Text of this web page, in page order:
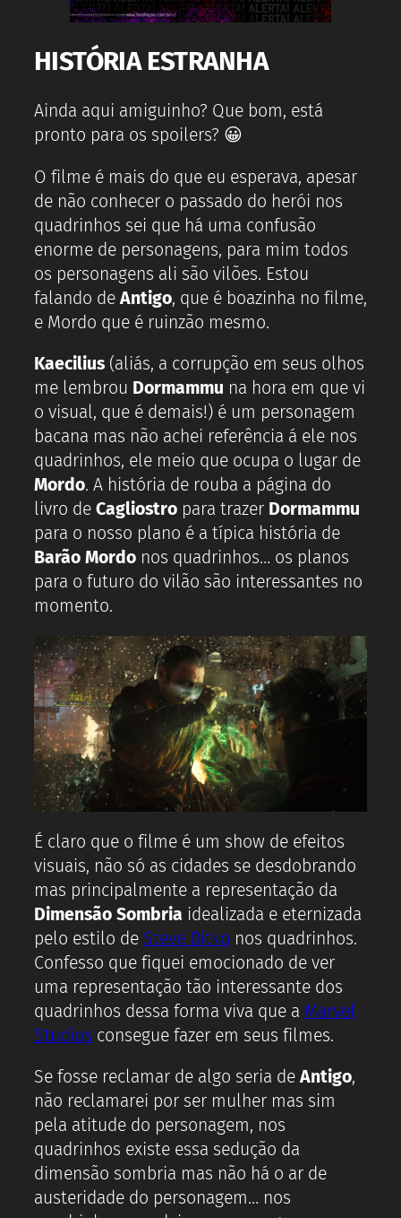
HISTÓRIA ESTRANHA
Ainda aqui amiguinho? Que bom, está
pronto para os spoilers? 😀
O filme é mais do que eu esperava, apesar
de não conhecer o passado do herói nos
quadrinhos sei que há uma confusão
enorme de personagens, para mim todos
os personagens ali são vilões. Estou
falando de Antigo, que é boazinha no filme,
e Mordo que é ruinzão mesmo.
Kaecilius(aliás, a corrupção em seus olhos
me lembrou Dormammu na hora em que vi
o visual, que é demais!) é um personagem
bacana mas não achei referência á ele nos
quadrinhos, ele meio que ocupa o lugar de
Mordo. A história de rouba a página do
livro de Cagliostropara trazer Dormammu
para o nosso plano é a típica história de
Barão Mordonos quadrinhos… os planos
para o futuro do vilão são interessantes no
momento.
É claro que o filme é um show de efeitos
visuais, não só as cidades se desdobrando
mas principalmente a representação da
Dimensão Sombria idealizada e eternizada
pelo estilo de Steve Ditko nos quadrinhos.
Confesso que fiquei emocionado de ver
uma representação tão interessante dos
quadrinhos dessa forma viva que a Marvel
Studios consegue fazer em seus filmes.
Se fosse reclamar de algo seria de Antigo,
não reclamarei por ser mulher mas sim
pela atitude do personagem, nos
quadrinhos existe essa sedução da
dimensão sombria mas não há o ar de
austeridade do personagem… nos